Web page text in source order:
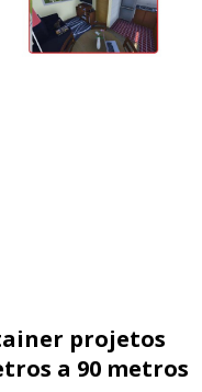
projetos
a 90 metros